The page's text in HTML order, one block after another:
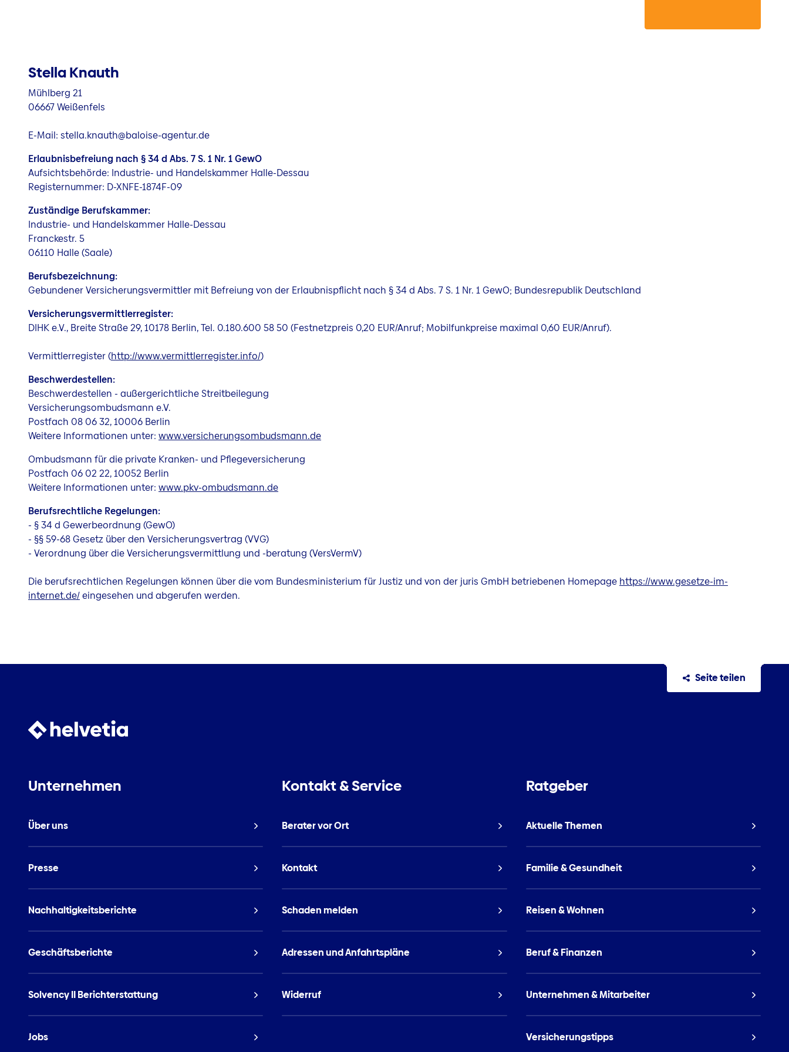
Stella Knauth
Mühlberg 21
06667 Weißenfels
E-Mail: stella.knauth@baloise-agentur.de
Erlaubnisbefreiung nach § 34 d Abs. 7 S. 1 Nr. 1 GewO
Aufsichtsbehörde: Industrie- und Handelskammer Halle-Dessau
Registernummer: D-XNFE-1874F-09
Zuständige Berufskammer:
Industrie- und Handelskammer Halle-Dessau
Franckestr. 5
06110 Halle (Saale)
Berufsbezeichnung:
Gebundener Versicherungsvermittler mit Befreiung von der Erlaubnispflicht nach § 34 d Abs. 7 S. 1 Nr. 1 GewO; Bundesrepublik Deutschland
Versicherungsvermittlerregister:
DIHK e.V., Breite Straße 29, 10178 Berlin, Tel. 0.180.600 58 50 (Festnetzpreis 0,20 EUR/Anruf; Mobilfunkpreise maximal 0,60 EUR/Anruf).
Vermittlerregister (http://www.vermittlerregister.info/)
Beschwerdestellen:
Beschwerdestellen - außergerichtliche Streitbeilegung
Versicherungsombudsmann e.V.
Postfach 08 06 32, 10006 Berlin
Weitere Informationen unter: www.versicherungsombudsmann.de
Ombudsmann für die private Kranken- und Pflegeversicherung
Postfach 06 02 22, 10052 Berlin
Weitere Informationen unter: www.pkv-ombudsmann.de
Berufsrechtliche Regelungen:
- § 34 d Gewerbeordnung (GewO)
- §§ 59-68 Gesetz über den Versicherungsvertrag (VVG)
- Verordnung über die Versicherungsvermittlung und -beratung (VersVermV)
Die berufsrechtlichen Regelungen können über die vom Bundesministerium für Justiz und von der juris GmbH betriebenen Homepage https://www.gesetze-im-
internet.de/eingesehen und abgerufen werden.
Seite teilen
Unternehmen
Über uns
Presse
Nachhaltigkeitsberichte
Geschäftsberichte
Solvency II Berichterstattung
Jobs
Kontakt & Service
Berater vor Ort
Kontakt
Schaden melden
Adressen und Anfahrtspläne
Widerruf
Ratgeber
Aktuelle Themen
Familie & Gesundheit
Reisen & Wohnen
Beruf & Finanzen
Unternehmen & Mitarbeiter
Versicherungstipps